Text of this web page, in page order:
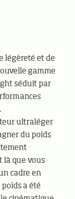
légèreté et de
gamme
séduit par
ultraléger
du poids
là que vous
cadre en
a été